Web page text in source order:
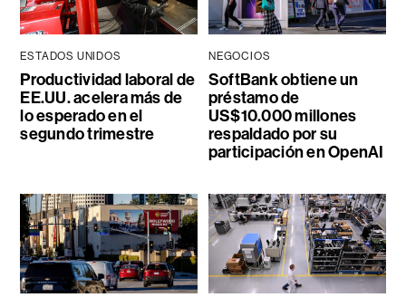
ESTADOS UNIDOS
Productividad laboral de
EE.UU. acelera más de
lo esperado en el
segundo trimestre
NEGOCIOS
SoftBank obtiene un
préstamo de
US$10.000 millones
respaldado por su
participación en OpenAI